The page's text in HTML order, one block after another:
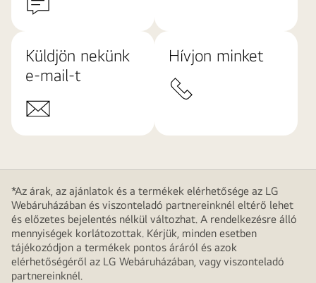
Küldjön nekünk
e-mail-t
Hívjon minket
*Az árak, az ajánlatok és a termékek elérhetősége az LG
Webáruházában és viszonteladó partnereinknél eltérő lehet
és előzetes bejelentés nélkül változhat. A rendelkezésre álló
mennyiségek korlátozottak. Kérjük, minden esetben
tájékozódjon a termékek pontos áráról és azok
elérhetőségéről az LG Webáruházában, vagy viszonteladó
partnereinknél.